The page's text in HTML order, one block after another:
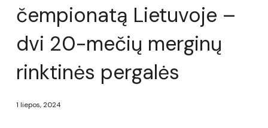
čempionatą Lietuvoje –
dvi 20-mečių merginų
rinktinės pergalės
1 liepos, 2024